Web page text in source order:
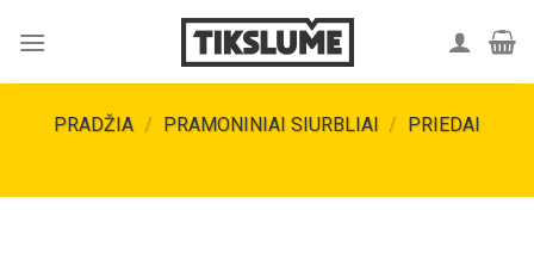
PRADŽIA / PRAMONINIAI SIURBLIAI / PRIEDAI